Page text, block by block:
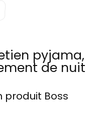
pyjama,
de nuit
produit Boss